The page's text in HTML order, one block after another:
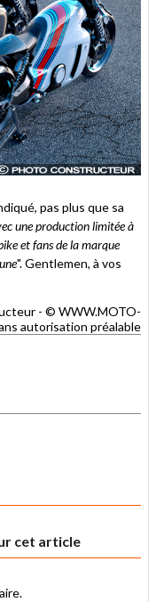
pas plus que sa
une production limitée à
et fans de la marque
". Gentlemen, à vos
- © WWW.MOTO-
autorisation préalable
cet article